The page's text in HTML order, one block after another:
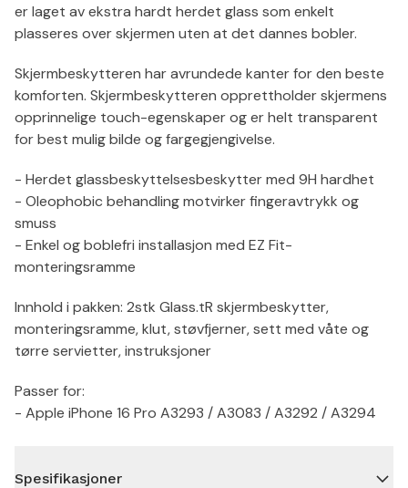
er laget av ekstra hardt herdet glass som enkelt
plasseres over skjermen uten at det dannes bobler.
Skjermbeskytteren har avrundede kanter for den beste
komforten. Skjermbeskytteren opprettholder skjermens
opprinnelige touch-egenskaper og er helt transparent
for best mulig bilde og fargegjengivelse.
- Herdet glassbeskyttelsesbeskytter med 9H hardhet
- Oleophobic behandling motvirker fingeravtrykk og
smuss
- Enkel og boblefri installasjon med EZ Fit-
monteringsramme
Innhold i pakken: 2stk Glass.tR skjermbeskytter,
monteringsramme, klut, støvfjerner, sett med våte og
tørre servietter, instruksjoner
Passer for:
- Apple iPhone 16 Pro A3293 / A3083 / A3292 / A3294
Spesifikasjoner